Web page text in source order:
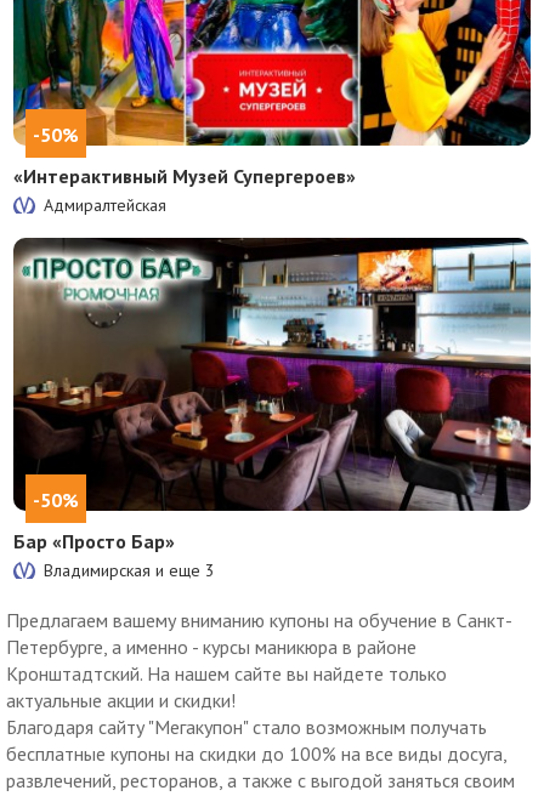
-50%
«Интерактивный Музей Супергероев»
Адмиралтейская
-50%
Бар «Просто Бар»
Владимирская и еще 3
Предлагаем вашему вниманию купоны на обучение в Санкт-
Петербурге, а именно - курсы маникюра в районе
Кронштадтский. На нашем сайте вы найдете только
актуальные акции и скидки!
Благодаря сайту "Мегакупон" стало возможным получать
бесплатные купоны на скидки до 100% на все виды досуга,
развлечений, ресторанов, а также с выгодой заняться своим